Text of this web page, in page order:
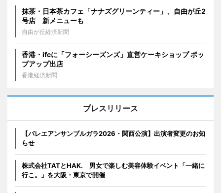
抹茶・日本茶カフェ「ナナズグリーンティー」、自由が丘2
号店 新メニューも
自由が丘経済新聞
香港・ifcに「フォーシーズンズ」直営ケーキショップ ポッ
プアップ出店
香港経済新聞
プレスリリース
【バレエアンサンブルガラ2026・関西公演】出演者変更のお知
らせ
株式会社TATとHAK. 男女で楽しむ美容体験イベント「一緒に
行こ。」を大阪・東京で開催